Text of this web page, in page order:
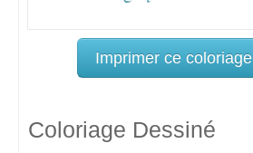
Imprimer ce coloriage
Coloriage Dessiné